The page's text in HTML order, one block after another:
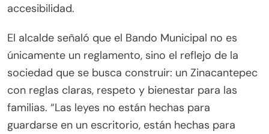
accesibilidad.
El alcalde señaló que el Bando Municipal no es
únicamente un reglamento, sino el reflejo de la
sociedad que se busca construir: un Zinacantepec
con reglas claras, respeto y bienestar para las
familias. “Las leyes no están hechas para
guardarse en un escritorio, están hechas para